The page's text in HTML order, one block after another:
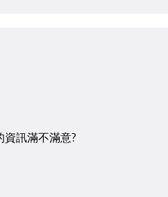
訊滿不滿意?